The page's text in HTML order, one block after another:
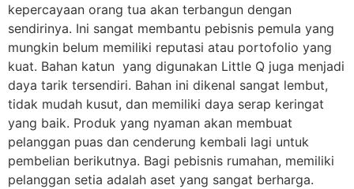
kepercayaan orang tua akan terbangun dengan
sendirinya. Ini sangat membantu pebisnis pemula yang
mungkin belum memiliki reputasi atau portofolio yang
kuat. Bahan katun yang digunakan Little Q juga menjadi
daya tarik tersendiri. Bahan ini dikenal sangat lembut,
tidak mudah kusut, dan memiliki daya serap keringat
yang baik. Produk yang nyaman akan membuat
pelanggan puas dan cenderung kembali lagi untuk
pembelian berikutnya. Bagi pebisnis rumahan, memiliki
pelanggan setia adalah aset yang sangat berharga.